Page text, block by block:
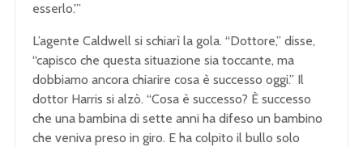
esserlo.'”
L’agente Caldwell si schiarì la gola. “Dottore,” disse,
“capisco che questa situazione sia toccante, ma
dobbiamo ancora chiarire cosa è successo oggi.” Il
dottor Harris si alzò. “Cosa è successo? È successo
che una bambina di sette anni ha difeso un bambino
che veniva preso in giro. E ha colpito il bullo solo